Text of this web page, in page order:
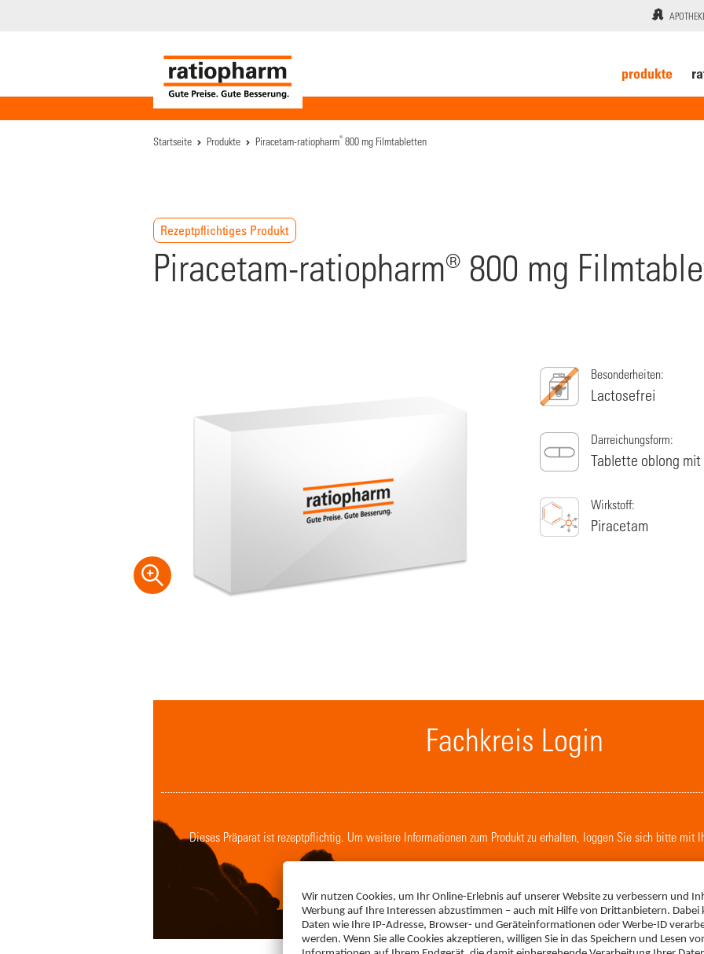
produkte
Startseite Produkte Piracetam-ratiopharm®800 mg Filmtabletten
Rezeptpflichtiges Produkt
Piracetam-ratiopharm® 800 mg
Besonderheiten:
Lactosefrei
Darreichungsform:
Tablette oblong mit
Wirkstoff:
Piracetam
Fachkreis Login
Dieses Präparat ist rezeptpflichtig. Um weitere Informationen zum Produkt zu erhalten, loggen Sie sich bitte mit
LOGIN